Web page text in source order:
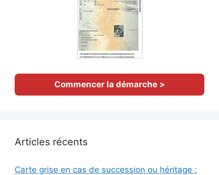
Commencer la démarche >
Articles récents
Carte grise en cas de succession ou héritage :